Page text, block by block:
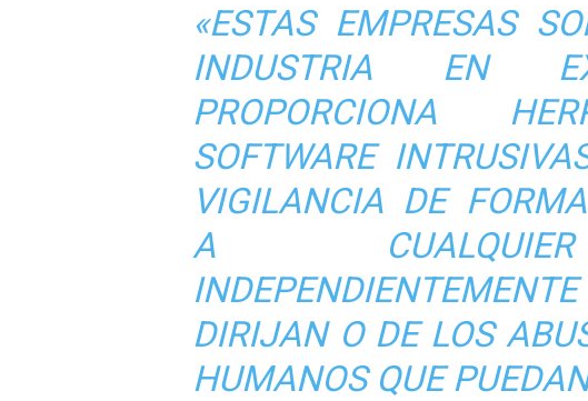
«ESTAS EMPRESAS
INDUSTRIA EN
PROPORCIONA
SOFTWARE
VIGILANCIA DE
A
DIRIJAN O DE LOS
HUMANOS QUE